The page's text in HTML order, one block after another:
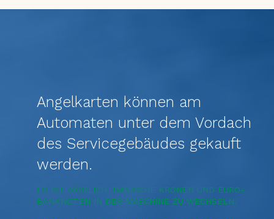
Angelkarten können am
Automaten unter dem Vordach
des Servicegebäudes gekauft
werden.
ES IST MÖGLICH, DÄNISCHE KRONEN UND EURO-
BANKNOTEN IN DER MASCHINE ZU WECHSELN.